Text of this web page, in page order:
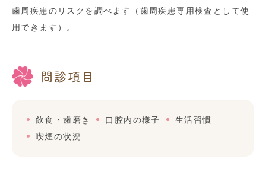
歯周疾患のリスクを調べます（歯周疾患専用検査として使
用できます）。
問診項目
飲食・歯磨き 口腔内の様子
生活習慣
喫煙の状況